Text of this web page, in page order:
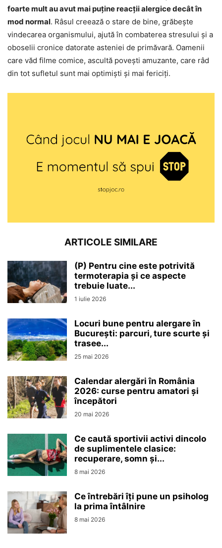
foarte mult au avut mai puține reacții alergice decât în
mod normal. Râsul creează o stare de bine, grăbește
vindecarea organismului, ajută în combaterea stresului și a
oboselii cronice datorate asteniei de primăvară. Oamenii
care văd filme comice, ascultă povești amuzante, care râd
din tot sufletul sunt mai optimiști și mai fericiți.
ARTICOLE SIMILARE
(P) Pentru cine este potrivită
termoterapia și ce aspecte
trebuie luate...
1 iulie 2026
Locuri bune pentru alergare în
București: parcuri, ture scurte și
trasee...
25 mai 2026
Calendar alergări în România
2026: curse pentru amatori și
începători
20 mai 2026
Ce caută sportivii activi dincolo
de suplimentele clasice:
recuperare, somn și...
8 mai 2026
Ce întrebări îți pune un psiholog
la prima întâlnire
8 mai 2026